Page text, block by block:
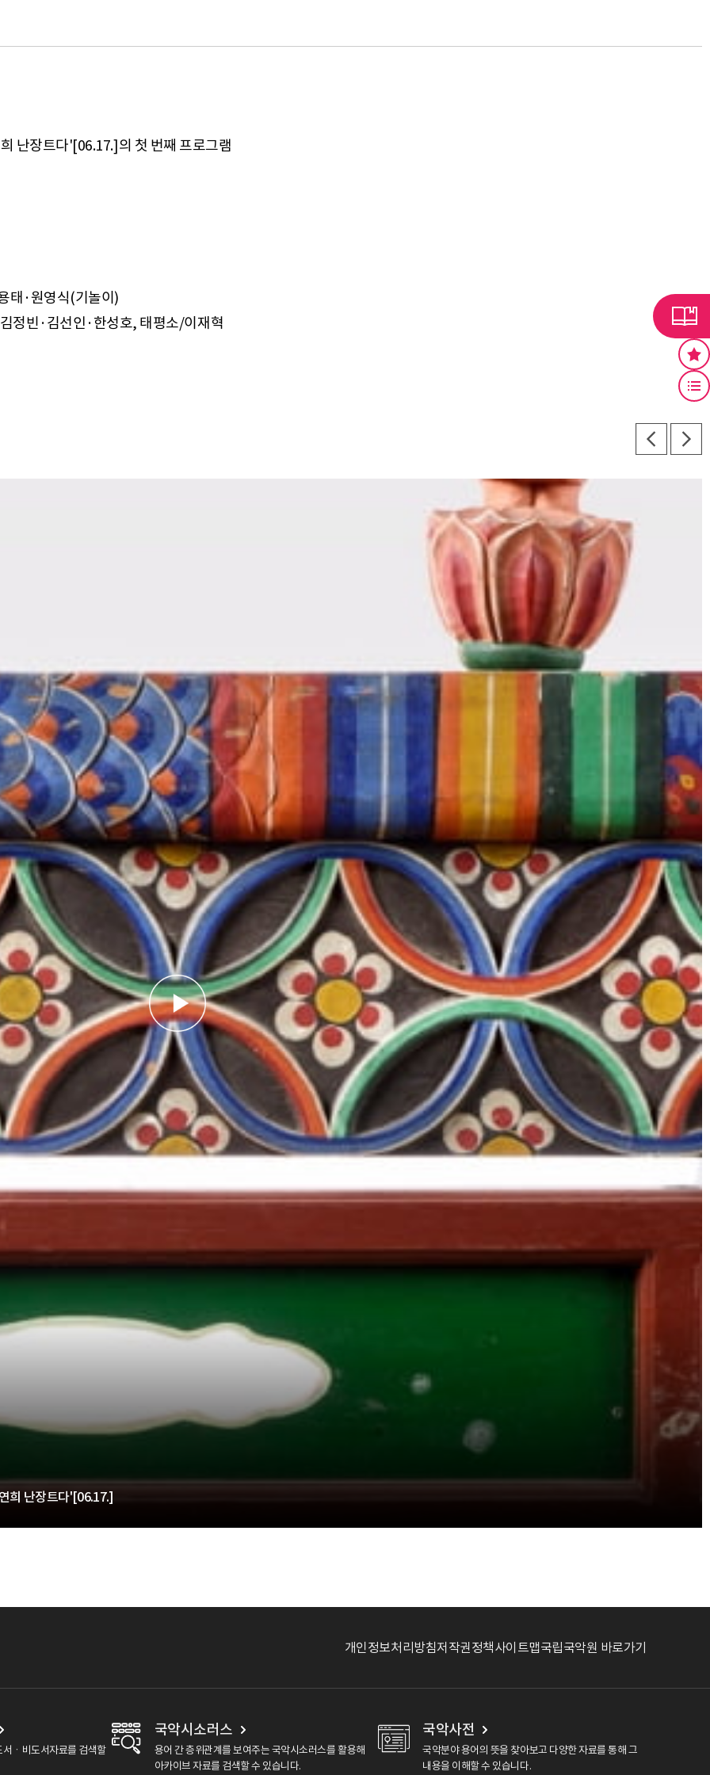
난장트다'[06.17.]의 첫 번째 프로그램
태·원영식(기놀이)
희 난장트다'[06.17.]
개인정보처리방침저작권정책사이트맵국립국악원 바로가기
ㆍ비도서자료를 검색할
국악시소러스
용어 간 층위관계를 보여주는 국악시소러스를 활용해
아카이브 자료를 검색할 수 있습니다.
국악사전
국악분야 용어의 뜻을 찾아보고 다양한 자료를 통해 그
내용을 이해할 수 있습니다.